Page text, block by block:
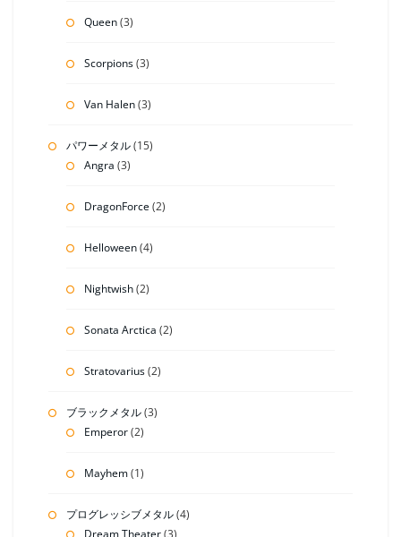
Queen(3)
Scorpions(3)
Van Halen(3)
パワーメタル(15)
Angra (3)
DragonForce(2)
Helloween(4)
Nightwish(2)
Sonata Arctica (2)
Stratovarius(2)
ブラックメタル(3)
Emperor(2)
Mayhem(1)
プログレッシブメタル(4)